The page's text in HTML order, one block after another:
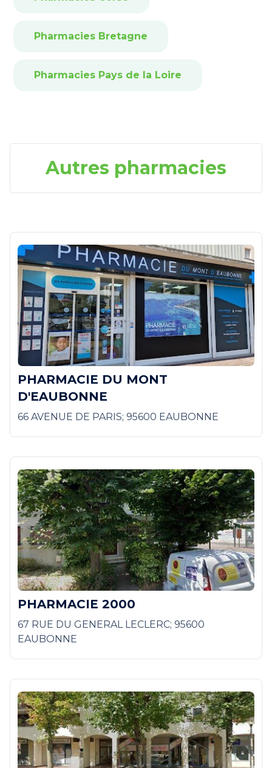
Pharmacies Bretagne
Pharmacies Pays de la Loire
Autres pharmacies
PHARMACIE DU MONT
D'EAUBONNE
66 AVENUE DE PARIS; 95600 EAUBONNE
PHARMACIE 2000
67 RUE DU GENERAL LECLERC; 95600
EAUBONNE